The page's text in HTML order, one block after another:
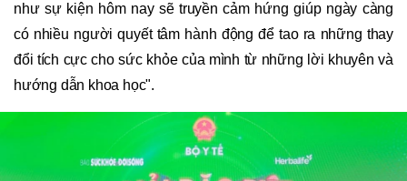
như sự kiện hôm nay sẽ truyền cảm hứng giúp ngày càng
có nhiều người quyết tâm hành động để tao ra những thay
đổi tích cực cho sức khỏe của mình từ những lời khuyên và
hướng dẫn khoa học".